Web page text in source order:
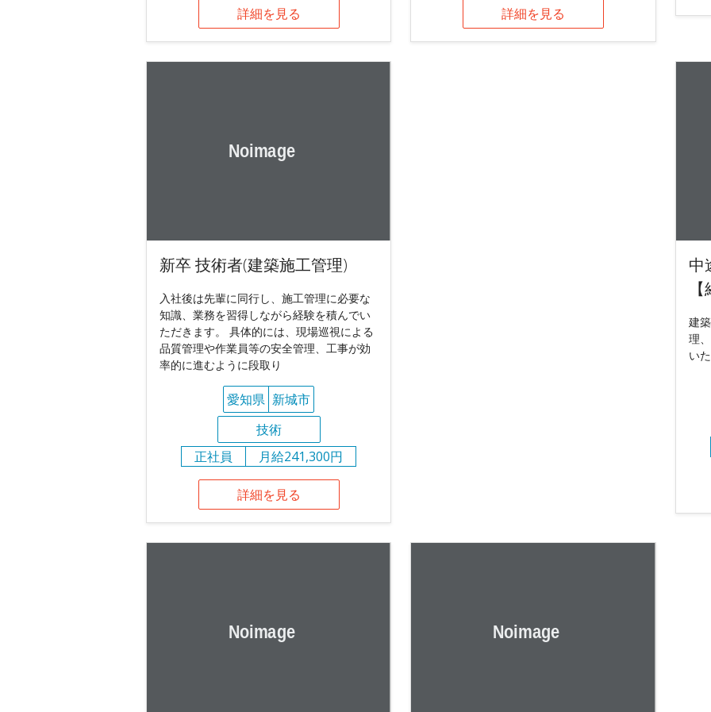
詳細を見る 詳細を見る
新卒 技術者(建築施工管理)
入社後は先輩に同行し、施工管理に必要な
知識、業務を習得しながら経験を積んでい
ただきます。 具体的には、現場巡視による
品質管理や作業員等の安全管理、工事が効
率的に進むように段取り
愛知県 新城市
技術
正社員
月給241,300円
詳細を見る
中
建
理
い